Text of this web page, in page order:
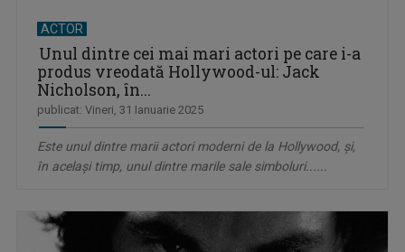
ACTOR
Unul dintre cei mai mari actori pe care i-a
produs vreodată Hollywood-ul: Jack
Nicholson, în...
publicat: Vineri, 31 Ianuarie 2025
Este unul dintre marii actori moderni de la Hollywood, şi,
în acelaşi timp, unul dintre marile sale simboluri......